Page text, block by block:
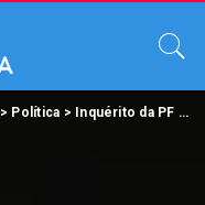
> Política > Inquérito da PF